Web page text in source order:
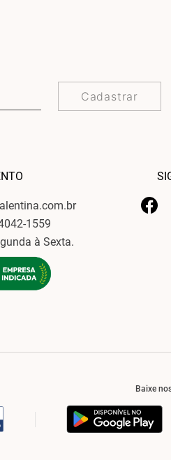
Cadastrar
1559
à Sexta.
Baixe